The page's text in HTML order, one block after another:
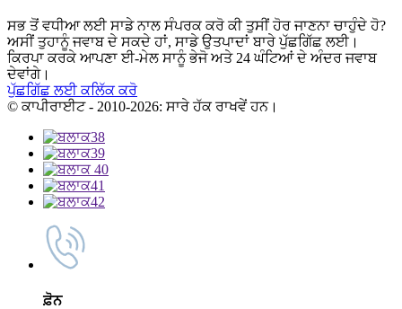
ਸਭ ਤੋਂ ਵਧੀਆ ਲਈ ਸਾਡੇ ਨਾਲ ਸੰਪਰਕ ਕਰੋ ਕੀ ਤੁਸੀਂ ਹੋਰ ਜਾਣਨਾ ਚਾਹੁੰਦੇ ਹੋ?
ਅਸੀਂ ਤੁਹਾਨੂੰ ਜਵਾਬ ਦੇ ਸਕਦੇ ਹਾਂ, ਸਾਡੇ ਉਤਪਾਦਾਂ ਬਾਰੇ ਪੁੱਛਗਿੱਛ ਲਈ।
ਕਿਰਪਾ ਕਰਕੇ ਆਪਣਾ ਈ-ਮੇਲ ਸਾਨੂੰ ਭੇਜੋ ਅਤੇ 24 ਘੰਟਿਆਂ ਦੇ ਅੰਦਰ ਜਵਾਬ
ਦੇਵਾਂਗੇ।
ਪੁੱਛਗਿੱਛ ਲਈ ਕਲਿੱਕ ਕਰੋ
© ਕਾਪੀਰਾਈਟ - 2010-2026: ਸਾਰੇ ਹੱਕ ਰਾਖਵੇਂ ਹਨ।
ਫ਼ੋਨ